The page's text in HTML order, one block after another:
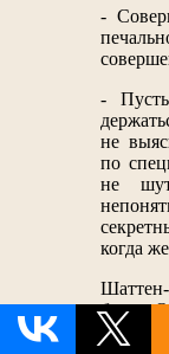
-
-
не
по
не
когда
билет.